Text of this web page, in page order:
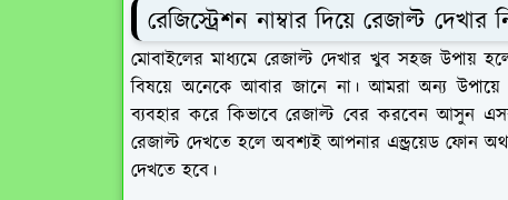
রেজিস্ট্রেশন নাম্বার দিয়ে রেজাল্ট দেখার
মোবাইলের মাধ্যমে রেজাল্ট দেখার খুব সহজ উপায়
বিষয়ে অনেকে আবার জানে না। আমরা অন্য উপায়ে
ব্যবহার করে কিভাবে রেজাল্ট বের করবেন আসুন এসব
রেজাল্ট দেখতে হলে অবশ্যই আপনার এন্ড্রয়েড ফোন
দেখতে হবে।